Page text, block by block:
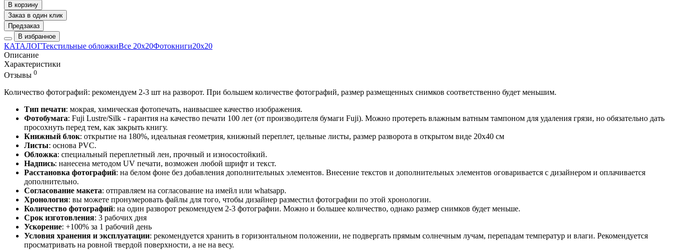
В корзину
Заказ в один клик
Предзаказ
В избранное
КАТАЛОГТекстильные обложкиВсе 20х20Фотокниги20х20
Описание
Характеристики
Отзывы 0
Количество фотографий: рекомендуем 2-3 шт на разворот. При большем количестве фотографий, размер размещенных снимков соответственно будет меньшим.
Тип печати: мокрая, химическая фотопечать, наивысшее качество изображения.
Фотобумага: Fuji Lustre/Silk - гарантия на качество печати 100 лет (от производителя бумаги Fuji). Можно протереть влажным ватным тампоном для удаления грязи, но обязательно дать
просохнуть перед тем, как закрыть книгу.
Книжный блок: открытие на 180%, идеальная геометрия, книжный переплет, цельные листы, размер разворота в открытом виде 20х40 см
Листы: основа PVC.
Обложка: специальный переплетный лен, прочный и износостойкий.
Надпись: нанесена методом UV печати, возможен любой шрифт и текст.
Расстановка фотографий: на белом фоне без добавления дополнительных элементов. Внесение текстов и дополнительных элементов оговаривается с дизайнером и оплачивается
дополнительно.
Согласование макета: отправляем на согласование на имейл или whatsaрp.
Хронология: вы можете пронумеровать файлы для того, чтобы дизайнер разместил фотографии по этой хронологии.
Количество фотографий: на один разворот рекомендуем 2-3 фотографии. Можно и большее количество, однако размер снимков будет меньше.
Срок изготовления: 3 рабочих дня
Ускорение: +100% за 1 рабочий день
Условия хранения и эксплуатации: рекомендуется хранить в горизонтальном положении, не подвергать прямым солнечным лучам, перепадам температур и влаги. Рекомендуется
просматривать на ровной твердой поверхности, а не на весу.